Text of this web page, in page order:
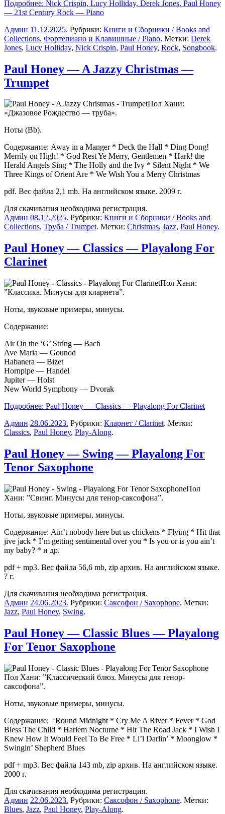
Подробнее: Nick Crispin, Lucy Holliday, Derek Jones, Paul Honey
— 21st Century Rock — Piano
Админ 11.12.2025. Рубрики: Книги и Сборники / Books and
Collections, Фортепиано и Клавишные / Piano. Метки: Derek
Jones, Lucy Holliday, Nick Crispin, Paul Honey, Rock, Songbook.
Paul Honey — A Jazzy Christmas —
Trumpet
Пол Хани:
«Джазовое Рождество — труба».
Ноты (Bb).
Содержание: Away in a Manger * Deck the Hall * Ding Dong!
Merrily on High! * God Rest Ye Merry, Gentlemen * Hark! the
Herald Angels Sing * The Holly and the Ivy * Silent Night * We
Three Kings of Orient Are * We Wish You a Merry Christmas
pdf. Вес файла 2,1 mb. На английском языке. 2009 г.
Для скачивания необходима регистрация.
Админ 08.12.2025. Рубрики: Книги и Сборники / Books and
Collections, Труба / Trumpet. Метки: Christmas, Jazz, Paul Honey.
Paul Honey — Classics — Playalong For
Clarinet
Пол Хани:
”Классика. Минусы для кларнета”.
Ноты, звуковые примеры, минусы.
Содержание:
Air On the ‘G’ String — Bach
Ave Maria — Gounod
Habanera — Bizet
Hornpipe — Handel
Jupiter — Holst
New World Symphony — Dvorak
Подробнее: Paul Honey — Classics — Playalong For Clarinet
Админ 28.06.2023. Рубрики: Кларнет / Clarinet. Метки:
Classics, Paul Honey, Play-Along.
Paul Honey — Swing — Playalong For
Tenor Saxophone
Пол
Хани: ”Свинг. Минусы для тенор-саксофона”.
Ноты, звуковые примеры, минусы.
Содержание: Ain’t nobody here but us chickens * Flying * Hit that
jive jack * I’m getting sentimental over you * Is you or is you ain’t
my baby? * и др.
pdf + mp3. Вес файла 56,6 mb, zip архив. На английском языке.
? г.
Для скачивания необходима регистрация.
Админ 24.06.2023. Рубрики: Саксофон / Saxophone. Метки:
Jazz, Paul Honey, Swing.
Paul Honey — Classic Blues — Playalong
For Tenor Saxophone
Пол Хани: ”Классический блюз. Минусы для тенор-
саксофона”.
Ноты, звуковые примеры, минусы.
Содержание: ‘Round Midnight * Cry Me A River * Fever * God
Bless The Child * Harlem Nocturne * Hit The Road Jack * I Wish I
Knew How It Would Feel To Be Free * Li’l Darlin’ * Moonglow *
Swingin’ Shepherd Blues
pdf + mp3. Вес файла 143 mb, zip архив. На английском языке.
2000 г.
Для скачивания необходима регистрация.
Админ 22.06.2023. Рубрики: Саксофон / Saxophone. Метки:
Blues, Jazz, Paul Honey, Play-Along.